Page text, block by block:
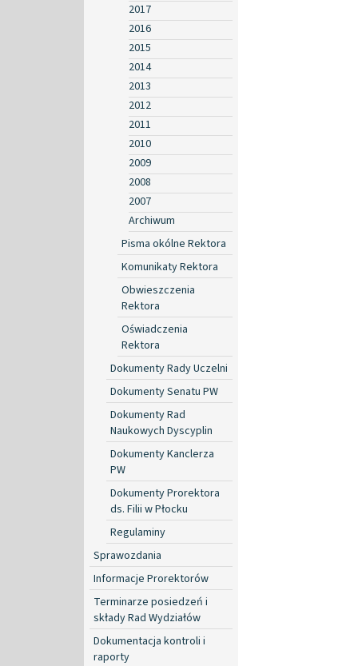
2017
2016
2015
2014
2013
2012
2011
2010
2009
2008
2007
Archiwum
Pisma okólne Rektora
Komunikaty Rektora
Obwieszczenia
Rektora
Oświadczenia
Rektora
Dokumenty Rady Uczelni
Dokumenty Senatu PW
Dokumenty Rad
Naukowych Dyscyplin
Dokumenty Kanclerza
PW
Dokumenty Prorektora
ds. Filii w Płocku
Regulaminy
Sprawozdania
Informacje Prorektorów
Terminarze posiedzeń i
składy Rad Wydziałów
Dokumentacja kontroli i
raporty